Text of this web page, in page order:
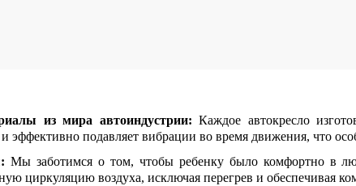
из мира автоиндустрии: Каждое автокресло
эффективно подавляет вибрации во время движения, что
: Мы заботимся о том, чтобы ребенку было комфортно в
циркуляцию воздуха, исключая перегрев и обеспечивая